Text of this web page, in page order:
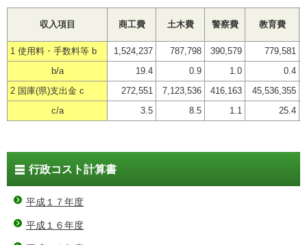
収入項目 商工費 土木費 警察費 教育費
1 使用料・手数料等 b 1,524,237 787,798 390,579 779,581
b/a 19.4 0.9 1.0 0.4
2 国庫(県)支出金 c 272,551 7,123,536 416,163 45,536,355
c/a 3.5 8.5 1.1 25.4
行政コスト計算書
平成１７年度
平成１６年度